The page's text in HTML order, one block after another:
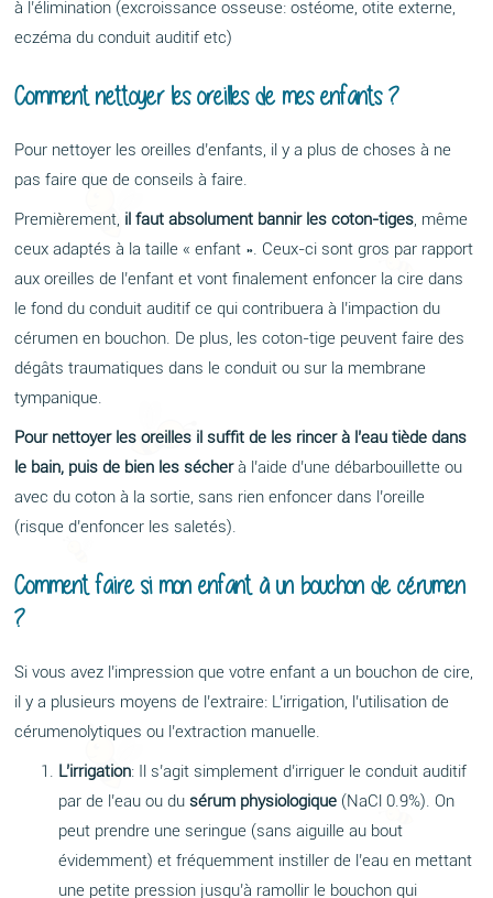
à l’élimination (excroissance osseuse: ostéome, otite externe,
eczéma du conduit auditif etc)
Comment nettoyer les oreilles de mes enfants ?
Pour nettoyer les oreilles d’enfants, il y a plus de choses à ne
pas faire que de conseils à faire.
Premièrement, il faut absolument bannir les coton-tiges, même
ceux adaptés à la taille « enfant ». Ceux-ci sont gros par rapport
aux oreilles de l’enfant et vont finalement enfoncer la cire dans
le fond du conduit auditif ce qui contribuera à l’impaction du
cérumen en bouchon. De plus, les coton-tige peuvent faire des
dégâts traumatiques dans le conduit ou sur la membrane
tympanique.
Pour nettoyer les oreilles il suffit de les rincer à l’eau tiède dans
le bain, puis de bien les sécherà l’aide d’une débarbouillette ou
avec du coton à la sortie, sans rien enfoncer dans l’oreille
(risque d’enfoncer les saletés).
Comment faire si mon enfant à un bouchon de cérumen
?
Si vous avez l’impression que votre enfant a un bouchon de cire,
il y a plusieurs moyens de l’extraire: L’irrigation, l’utilisation de
cérumenolytiques ou l’extraction manuelle.
L’irrigation: Il s’agit simplement d’irriguer le conduit auditif
par de l’eau ou dusérum physiologique (NaCl 0.9%). On
peut prendre une seringue (sans aiguille au bout
évidemment) et fréquemment instiller de l’eau en mettant
une petite pression jusqu’à ramollir le bouchon qui